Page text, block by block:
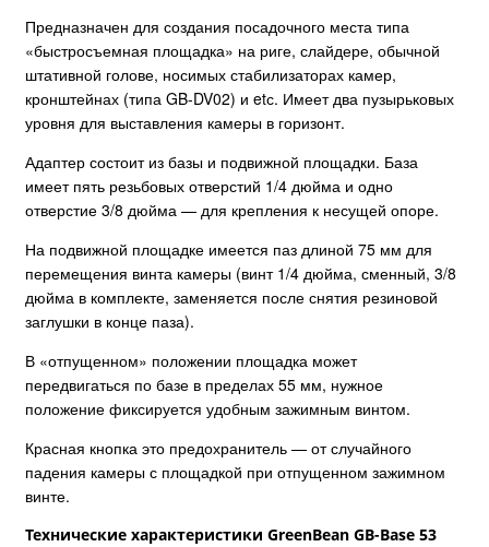
Предназначен для создания посадочного места типа
«быстросъемная площадка» на риге, слайдере, обычной
штативной голове, носимых стабилизаторах камер,
кронштейнах (типа GB-DV02) и etс. Имеет два пузырьковых
уровня для выставления камеры в горизонт.
Адаптер состоит из базы и подвижной площадки. База
имеет пять резьбовых отверстий 1/4 дюйма и одно
отверстие 3/8 дюйма — для крепления к несущей опоре.
На подвижной площадке имеется паз длиной 75 мм для
перемещения винта камеры (винт 1/4 дюйма, сменный, 3/8
дюйма в комплекте, заменяется после снятия резиновой
заглушки в конце паза).
В «отпущенном» положении площадка может
передвигаться по базе в пределах 55 мм, нужное
положение фиксируется удобным зажимным винтом.
Красная кнопка это предохранитель — от случайного
падения камеры с площадкой при отпущенном зажимном
винте.
Технические характеристики GreenBean GB-Base 53